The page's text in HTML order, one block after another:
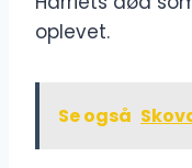
oplevet.
Se også